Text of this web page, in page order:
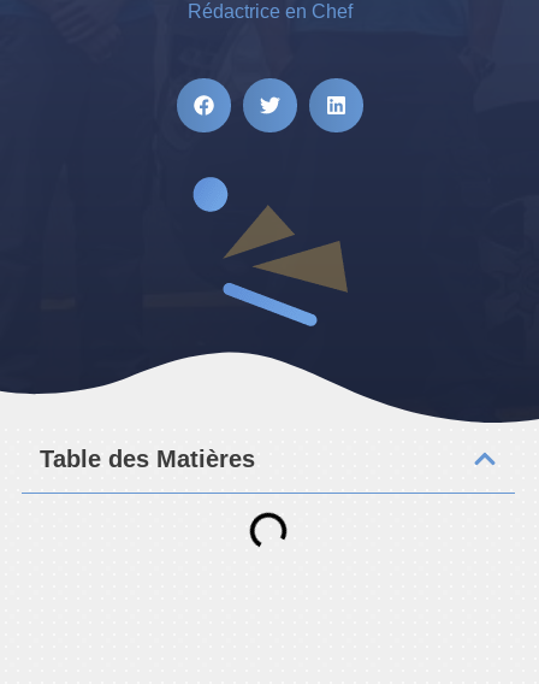
Rédactrice en Chef
Table des Matières